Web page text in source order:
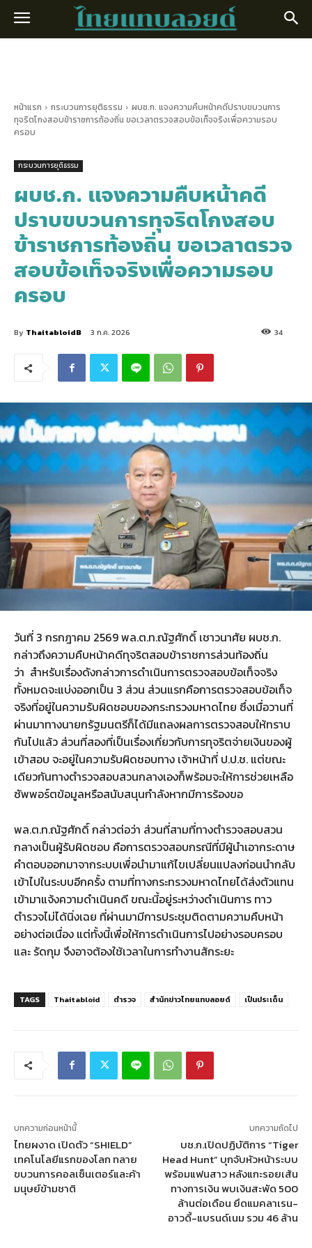
หน้าแรก กระบวนการยุติธรรม
ผบช.ก. แจงความคืบหน้าคดีปราบขบวนการ
ทุจริตโกงสอบข้าราชการท้องถิ่น ขอเวลาตรวจสอบข้อเท็จจริงเพื่อความรอบ
ครอบ
กระบวนการยุติธรรม
ผบช.ก. แจงความคืบหน้าคดี
ปราบขบวนการทุจริตโกงสอบ
ข้าราชการท้องถิ่น ขอเวลาตรวจ
สอบข้อเท็จจริงเพื่อความรอบ
ครอบ
By ThaitabloidB 3 ก.ค. 2026 34
วันที่ 3 กรกฎาคม 2569 พล.ต.ท.ณัฐศักดิ์ เชาวนาศัย ผบช.ก.
กล่าวถึงความคืบหน้าคดีทุจริตสอบข้าราชการส่วนท้องถิ่น
ว่า สำหรับเรื่องดังกล่าวการดำเนินการตรวจสอบข้อเท็จจริง
ทั้งหมดจะแบ่งออกเป็น 3 ส่วน ส่วนแรกคือการตรวจสอบข้อเท็จ
จริงที่อยู่ในความรับผิดชอบของกระทรวงมหาดไทย ซึ่งเมื่อวานที่
ผ่านมาทางนายกรัฐมนตรีก็ได้มีแถลงผลการตรวจสอบให้ทราบ
กันไปแล้ว ส่วนที่สองที่เป็นเรื่องเกี่ยวกับการทุจริตจ่ายเงินของผู้
เข้าสอบ จะอยู่ในความรับผิดชอบทาง เจ้าหน้าที่ ป.ป.ช. แต่ขณะ
เดียวกันทางตำรวจสอบสวนกลางเองก็พร้อมจะให้การช่วยเหลือ
ซัพพอร์ตข้อมูลหรือสนับสนุนกำลังหากมีการร้องขอ
พล.ต.ท.ณัฐศักดิ์ กล่าวต่อว่า ส่วนที่สามที่ทางตำรวจสอบสวน
กลางเป็นผู้รับผิดชอบ คือการตรวจสอบกรณีที่มีผู้นำเอากระดาษ
คำตอบออกมาจากระบบเพื่อนำมาแก้ไขเปลี่ยนแปลงก่อนนำกลับ
เข้าไปในระบบอีกครั้ง ตามที่ทางกระทรวงมหาดไทยได้ส่งตัวแทน
เข้ามาแจ้งความดำเนินคดี ขณะนี้อยู่ระหว่างดำเนินการ ทาว
ตำรวจไม่ได้นิ่งเฉย ที่ผ่านมามีการประชุมติดตามความคืบหน้า
อย่างต่อเนื่อง แต่ทั้งนี้เพื่อให้การดำเนินการไปอย่างรอบครอบ
และ รัดกุม จึงอาจต้องใช้เวลาในการทำงานสักระยะ
TAGS Thaitabloid ตำรวจ สำนักข่าวไทยแทบลอยด์ เป็นประเด็น
บทความก่อนหน้านี้
ไทยผงาด เปิดตัว “SHIELD”
เทคโนโลยีแรกของโลก ทลาย
ขบวนการคอลเซ็นเตอร์และค้า
มนุษย์ข้ามชาติ
บทความถัดไป
บช.ก.เปิดปฏิบัติการ “Tiger
Head Hunt” บุกจับหัวหน้าระบบ
พร้อมแฟนสาว หลังแกะรอยเส้น
ทางการเงิน พบเงินสะพัด 500
ล้านต่อเดือน ยึดแมคลาเรน-
อาวดี้-แบรนด์เนม รวม 46 ล้าน